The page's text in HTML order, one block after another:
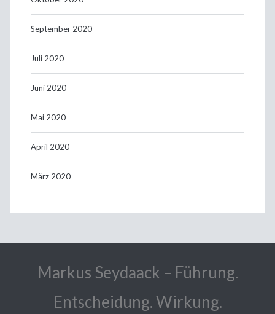
September 2020
Juli 2020
Juni 2020
Mai 2020
April 2020
März 2020
Markus Seydaack – Führung.
Entscheidung. Wirkung.